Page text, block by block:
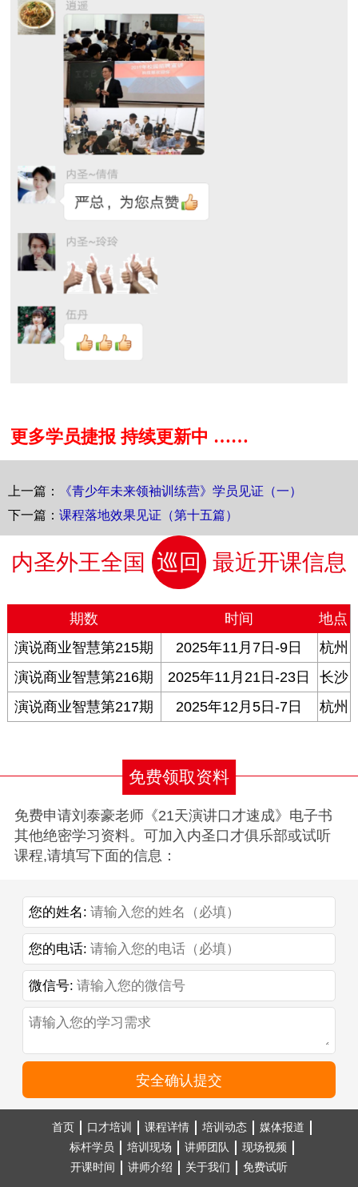
更多学员捷报 持续更新中 ……
上一篇：
《青少年未来领袖训练营》学员见证（一）
下一篇： 课程落地效果见证（第十五篇）
内圣外王全国 巡回 最近开课信息
期数 时间
地点
演说商业智慧第215期
2025年11月7日-9日
杭州
演说商业智慧第216期
2025年11月21日-23日
长沙
演说商业智慧第217期
2025年12月5日-7日 杭州
免费领取资料
免费申请刘泰豪老师《21天演讲口才速成》电子书
其他绝密学习资料。可加入内圣口才俱乐部或试听
课程,请填写下面的信息：
您的姓名:
您的电话:
微信号:
安全确认提交
首页 口才培训 课程详情 培训动态
媒体报道
标杆学员
培训现场 讲师团队
现场视频
开课时间
讲师介绍 关于我们
免费试听